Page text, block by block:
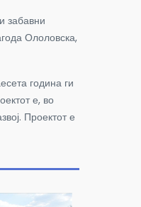
забавни
Ололовска,
година ги
е, во
Проектот е